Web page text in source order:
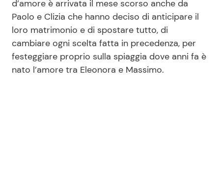
d’amore è arrivata il mese scorso anche da
Paolo e Clizia che hanno deciso di anticipare il
loro matrimonio e di spostare tutto, di
cambiare ogni scelta fatta in precedenza, per
festeggiare proprio sulla spiaggia dove anni fa è
nato l’amore tra Eleonora e Massimo.